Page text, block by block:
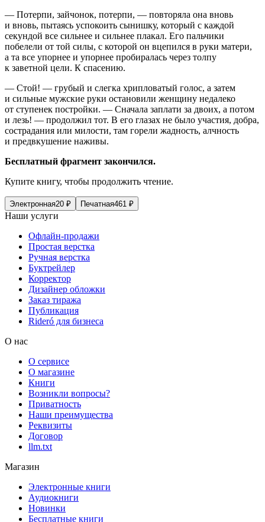
— Потерпи, зайчонок, потерпи, — повторяла она вновь
и вновь, пытаясь успокоить сынишку, который с каждой
секундой все сильнее и сильнее плакал. Его пальчики
побелели от той силы, с которой он вцепился в руки матери,
а та все упорнее и упорнее пробиралась через толпу
к заветной цели. К спасению.
— Стой! — грубый и слегка хрипловатый голос, а затем
и сильные мужские руки остановили женщину недалеко
от ступенек постройки. — Сначала заплати за двоих, а потом
и лезь! — продолжил тот. В его глазах не было участия, добра,
сострадания или милости, там горели жадность, алчность
и предвкушение наживы.
Бесплатный фрагмент закончился.
Купите книгу, чтобы продолжить чтение.
Электронная20 ₽ Печатная461 ₽
Наши услуги
Офлайн-продажи
Простая верстка
Ручная верстка
Буктрейлер
Корректор
Дизайнер обложки
Заказ тиража
Публикация
Rideró для бизнеса
О нас
О сервисе
О магазине
Книги
Возникли вопросы?
Приватность
Наши преимущества
Реквизиты
Договор
llm.txt
Магазин
Электронные книги
Аудиокниги
Новинки
Бесплатные книги